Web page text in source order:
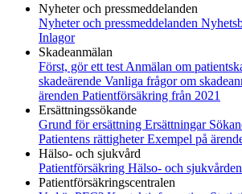
Nyheter och pressmeddelanden
Nyheter och pressmeddelanden
Inlagor
Skadeanmälan
Först, gör ett test Anmälan om
skadeärende Vanliga frågor om
ärenden Patientförsäkring från 2021
Ersättningssökande
Grund för ersättning Ersättningar
Patientens rättigheterExempel på
Hälso- och sjukvård
Patientförsäkring Hälso- och
Patientförsäkringscentralen